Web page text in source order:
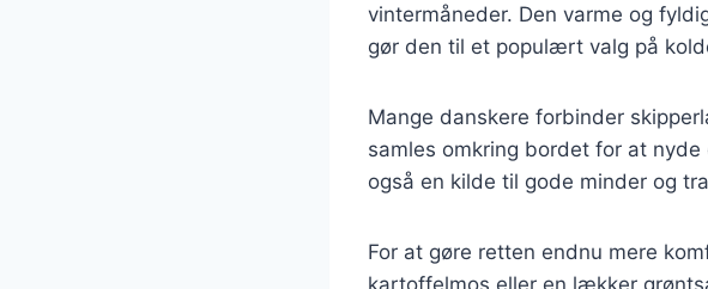
vintermåneder. Den varme og
gør den til et populært valg på
Mange danskere forbinder
samles omkring bordet for at
også en kilde til gode minder og
For at gøre retten endnu mere
kartoffelmos eller en lækker